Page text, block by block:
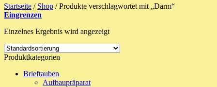
Startseite / Shop /Produkte verschlagwortet mit „Darm“
Eingrenzen
Einzelnes Ergebnis wird angezeigt
Produktkategorien
Brieftauben
Aufbaupräparat